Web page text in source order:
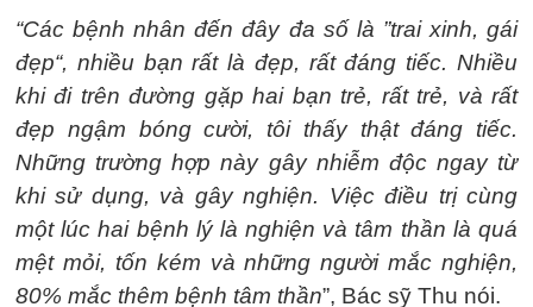
“Các bệnh nhân đến đây đa số là ”trai xinh, gái
đẹp“, nhiều bạn rất là đẹp, rất đáng tiếc. Nhiều
khi đi trên đường gặp hai bạn trẻ, rất trẻ, và rất
đẹp ngậm bóng cười, tôi thấy thật đáng tiếc.
Những trường hợp này gây nhiễm độc ngay từ
khi sử dụng, và gây nghiện. Việc điều trị cùng
một lúc hai bệnh lý là nghiện và tâm thần là quá
mệt mỏi, tốn kém và những người mắc nghiện,
80% mắc thêm bệnh tâm thần”, Bác sỹ Thu nói.